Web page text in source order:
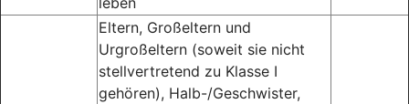
Eltern, Großeltern und
Urgroßeltern (soweit sie nicht
stellvertretend zu Klasse I
gehören), Halb-/Geschwister,